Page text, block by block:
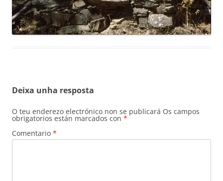
Deixa unha resposta
O teu enderezo electrónico non se publicará Os campos
obrigatorios están marcados con *
Comentario *